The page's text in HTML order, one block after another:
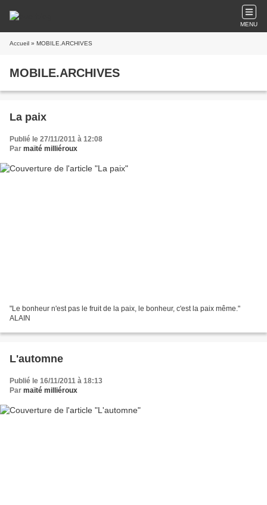
MENU
Accueil » MOBILE.ARCHIVES
MOBILE.ARCHIVES
La paix
Publié le 27/11/2011 à 12:08
Par maïté milliéroux
"Le bonheur n'est pas le fruit de la paix, le bonheur, c'est la paix même."
ALAIN
L'automne
Publié le 16/11/2011 à 18:13
Par maïté milliéroux